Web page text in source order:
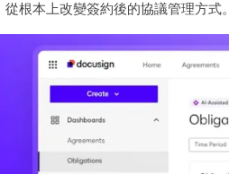
根本上改變簽約後的協議管理方式。